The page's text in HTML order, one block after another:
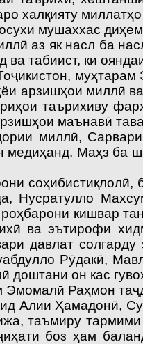
халқияту
мушаххас
аз як насл ба
табиист, ки
арзишҳои миллӣ
таърихиву
маънавӣ
миллӣ,
Маҳз ба
Нусратулло
кишвар
ва эътирофи
давлат солгарду
Рӯдакӣ,
он кас
Раҳмон
Алии Ҳамадонӣ,
таъмиру
боз ҳам